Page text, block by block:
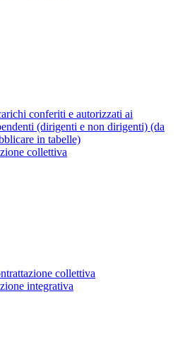
conferiti e autorizzati ai
(dirigenti e non dirigenti) (da
in tabelle)
collettiva
collettiva
integrativa